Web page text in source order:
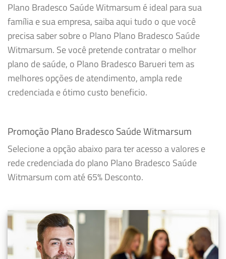
Plano Bradesco Saúde Witmarsum é ideal para sua
família e sua empresa, saiba aqui tudo o que você
precisa saber sobre o Plano Plano Bradesco Saúde
Witmarsum. Se você pretende contratar o melhor
plano de saúde, o Plano Bradesco Barueri tem as
melhores opções de atendimento, ampla rede
credenciada e ótimo custo beneficio.
Promoção Plano Bradesco Saúde Witmarsum
Selecione a opção abaixo para ter acesso a valores e
rede credenciada do plano Plano Bradesco Saúde
Witmarsum com até 65% Desconto.